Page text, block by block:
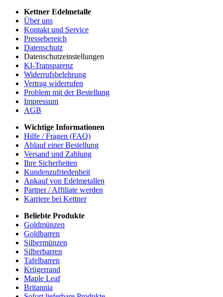
Kettner Edelmetalle
Über uns
Kontakt und Service
Pressebereich
Datenschutz
Datenschutzeinstellungen
KI-Transparenz
Widerrufsbelehrung
Vertrag widerrufen
Problem mit der Bestellung
Impressum
AGB
Wichtige Informationen
Hilfe / Fragen (FAQ)
Ablauf einer Bestellung
Versand und Zahlung
Ihre Sicherheiten
Kundenzufriedenheit
Ankauf von Edelmetallen
Partner / Affiliate werden
Karriere bei Kettner
Beliebte Produkte
Goldmünzen
Goldbarren
Silbermünzen
Silberbarren
Tafelbarren
Krügerrand
Maple Leaf
Britannia